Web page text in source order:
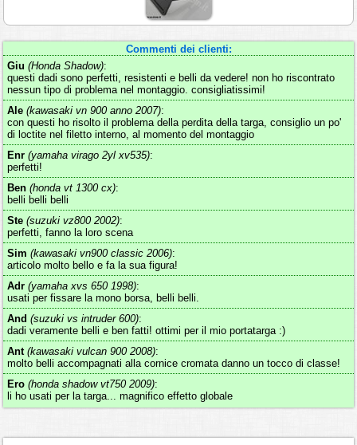
Commenti dei clienti:
Giu (Honda Shadow):
questi dadi sono perfetti, resistenti e belli da vedere! non ho riscontrato
nessun tipo di problema nel montaggio. consigliatissimi!
Ale (kawasaki vn 900 anno 2007):
con questi ho risolto il problema della perdita della targa, consiglio un po'
di loctite nel filetto interno, al momento del montaggio
Enr (yamaha virago 2yl xv535):
perfetti!
Ben (honda vt 1300 cx):
belli belli belli
Ste (suzuki vz800 2002):
perfetti, fanno la loro scena
Sim (kawasaki vn900 classic 2006):
articolo molto bello e fa la sua figura!
Adr (yamaha xvs 650 1998):
usati per fissare la mono borsa, belli belli.
And (suzuki vs intruder 600):
dadi veramente belli e ben fatti! ottimi per il mio portatarga :)
Ant (kawasaki vulcan 900 2008):
molto belli accompagnati alla cornice cromata danno un tocco di classe!
Ero (honda shadow vt750 2009):
li ho usati per la targa... magnifico effetto globale